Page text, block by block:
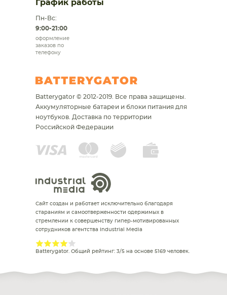
График работы
Пн-Вс:
9:00-21:00
оформление
заказов по
телефону
Batterygator © 2012-2019. Все права защищены.
Аккумуляторные батареи и блоки питания для
ноутбуков. Доставка по территории
Российской Федерации
Сайт создан и работает исключительно благодаря
стараниям и самоотверженности одержимых в
стремлении к совершенству гипер-мотивированных
сотрудников агентства Industrial Media
Batterygator. Общий рейтинг: 3/5 на основе 5169 человек.